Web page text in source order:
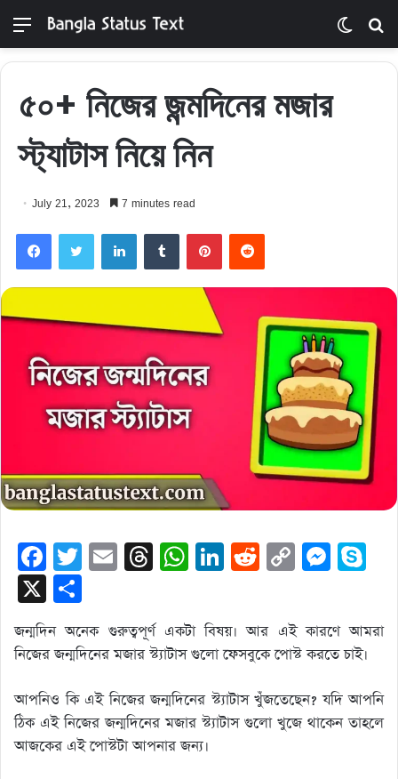
Menu
Switch
skin
৫০+ নিজের জন্মদিনের মজার
স্ট্যাটাস নিয়ে নিন
July 21, 2023 7 minutes read
FacebookTwitter LinkedInTumblr PinterestReddit
F
a
c
e
b
o
o
k
T
wi
er
E
m
T
hr
e
a
d
s
W
h
at
s
A
p
p
Li
n
e
dI
n
R
e
di
t
C
o
p
y
Li
n
k
M
e
ss
e
n
g
er
p
e
X
h
ar
e
জন্মদিন অনেক গুরুত্বপূর্ণ একটা বিষয়। আর এই কারণে আমরা
নিজের জন্মদিনের মজার স্ট্যাটাস গুলো ফেসবুকে পোস্ট করতে চাই।
আপনিও কি এই নিজের জন্মদিনের স্ট্যাটাস খুঁজতেছেন? যদি আপনি
ঠিক এই নিজের জন্মদিনের মজার স্ট্যাটাস গুলো খুজে থাকেন তাহলে
আজকের এই পোস্টটা আপনার জন্য।